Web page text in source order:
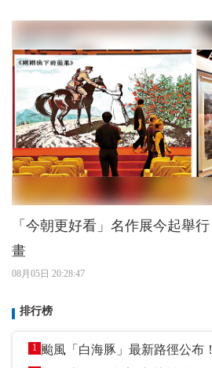
「今朝更好看」名作展今起舉行 匯百幅經典國畫版
畫
08月05日 20:28:47
排行榜
1 颱風「白海豚」最新路徑公布！